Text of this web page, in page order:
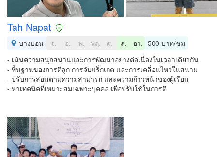
Tah Napat
บางบอน จ. อ. พ. พฤ. ศ. ส. อา. 500 บาท/ชม
- เน้นความสนุกสนานและการพัฒนาอย่างต่อเนื่องในเวลาเดียวกัน
- พื้นฐานของการตีลูก การจับแร็กเกต และการเคลื่อนไหวในสนาม
- ปรับการสอนตามความสามารถ และความก้าวหน้าของผู้เรียน
- หาเทคนิคที่เหมาะสมเฉพาะบุคคล เพื่อปรับใช้ในการตี